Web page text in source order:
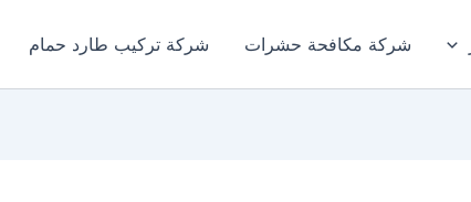
شركة مكافحة حشرات شركة تركيب طارد حمام